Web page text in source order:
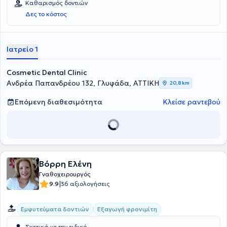
Καθαρισμός δοντιών
Δες το κόστος
Ιατρείο 1
Cosmetic Dental Clinic
Ανδρέα Παπανδρέου 132, Γλυφάδα, ΑΤΤΙΚΗ
20,8 km
Επόμενη διαθεσιμότητα Κλείσε ραντεβού
Βόρρη Ελένη
Γναθοχειρουργός
9.9|36 αξιολογήσεις
Εμφυτεύματα δοντιών Εξαγωγή φρονιμίτη